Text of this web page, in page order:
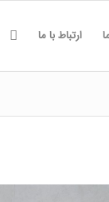
ارتباط با ما